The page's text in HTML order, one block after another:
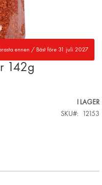
ennen / Bäst före 31 juli 2027
142g
I LAGER
SKU
12153